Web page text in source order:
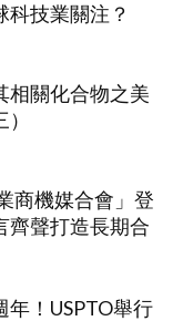
技業關注？
相關化合物之美
商機媒合會」登
聲打造長期合
年！USPTO舉行